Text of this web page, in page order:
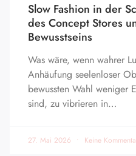
Slow Fashion in der
des Concept Stores
Bewusstseins
Was wäre, wenn wahrer
Anhäufung seelenloser
bewussten Wahl weniger
sind, zu vibrieren in…
27. Mai 2026 Keine